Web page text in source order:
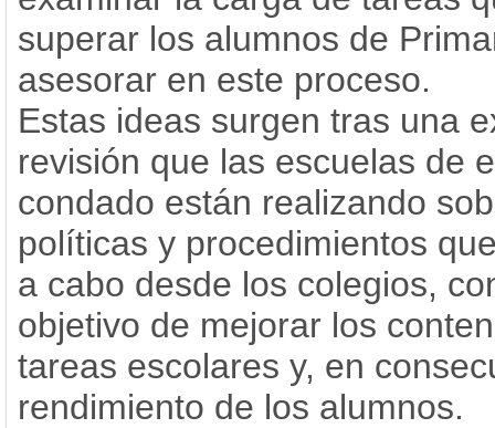
superar los alumnos de
asesorar en este proceso.
Estas ideas surgen tras una
revisión que las escuelas de
condado están realizando
políticas y procedimientos
a cabo desde los colegios,
objetivo de mejorar los
tareas escolares y, en
rendimiento de los alumnos.